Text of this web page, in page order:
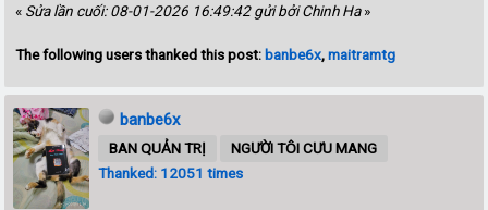
« Sửa lần cuối: 08-01-2026 16:49:42 gửi bởi Chinh Ha»
The following users thanked this post: banbe6x,maitramtg
banbe6x
BAN QUẢN TRỊ
NGƯỜI TÔI CƯU MANG
Thanked: 12051 times